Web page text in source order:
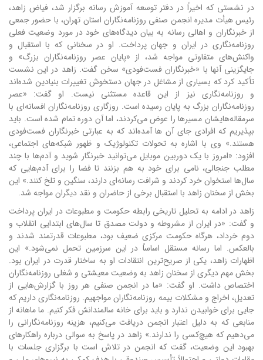
در نشستی که اخیراً در دفتر توسعه آموزش رسانه برگزار شد، فیاض زاهد،
رئیس هیأت مدیره انجمن صنفی روزنامه‌نگاران استان تهران، با حضور جمعی
از خبرنگاران و اهالی رسانه به بیان دیدگاه‌های خود در مورد وضعیت فعلی
روزنامه‌نگاری در ایران و جهان پرداخت. او در سخنانی که با استقبال و
واکنش‌های متفاوتی مواجه شد، از «پایان عصر روزنامه‌نگاران بزرگ» و
جایگزینی آنها با «خبرنگاران فست‌فودی» سخن گفت. زاهد در این نشست
تأکید کرد که بسیاری از مشاغل در جهان دستخوش تغییرات بنیادین شده‌اند
و روزنامه‌نگاری نیز از این قاعده مستثنی نیست. او گفت: «عصر
روزنامه‌نگاران بزرگ به پایان رسیده است. روزگاری روزنامه‌نگاران افسانه‌ای با
سرمقاله‌هایشان مسیرها را عوض می‌کردند، اما آن دوره تمام شده است. باید
بپذیریم که افرادی جای آن ها آمده‌اند که به عبارتی خبرنگاران فست‌فودی
هستند.» وی با اشاره به تحولات تکنولوژیک و ظهور شبکه‌های اجتماعی،
افزود: «امروز با یک دوربین موبایل می‌توانید خبرنگار شوید و آدم‌ها با چند
مطلب جنجالی، نامی برای خود به هم بزنند تا فضا را برای آدم‌هایی که
سال‌ها استخوان خرد کردند و شرافت رسانه‌ای دارند، سنگین و تلخ کنند.» این
بخش از سخنان زاهد با استقبال برخی از حاضران و نقد دیگران مواجه شد.
زاهد در ادامه به تحلیل تاریخی رابطه حکومت و مطبوعات در ایران پرداخت
و گفت: «در ایران از مشروطه و دولت مصدق تا سال‌های ابتدایی انقلاب و
دوم خرداد، هرگاه حکومت مرکزی ضعیف بود، مطبوعات قدرتمند شدند و
بالعکس. اما رسانه مستقل اساساً در این سرزمین تحمل نمی‌شود.» این
اظهارات زاهد، یکی از صریح‌ترین انتقادات او به ساختار قدرت در ایران بود.
بخش مهم دیگری از سخنان زاهد به وضعیت معیشتی و شغلی روزنامه‌نگاران
اختصاص داشت. او گفت: «ما در انجمن صنفی هر روز با گزارش‌هایی از
تعدیل، اخراج و مشکلات بیمه روزنامه‌نگاران مواجهیم. روزنامه‌نگاری داریم که
جایی برای خوابیدن ندارد و باید برای خانه سالمندانش فکر کنیم. ما ماهانه از
منابعی که به دلیل اعتبار انجمن دریافت می‌کنیم، هزینه روزنامه‌نگارانی را
می‌دهیم که هیچ‌کسی را ندارند.» زاهد در پاسخ به سوالی درباره راهکارهای
بهبود این وضعیت، گفت که انجمن در تلاش است با برگزاری جلسات با